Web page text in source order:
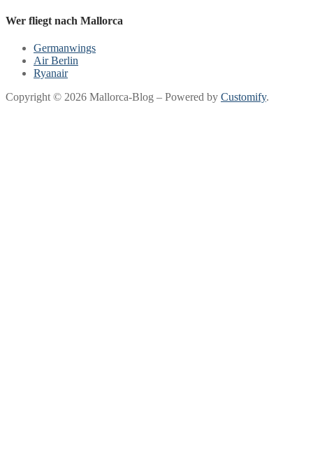
Wer fliegt nach Mallorca
Germanwings
Air Berlin
Ryanair
Copyright © 2026 Mallorca-Blog – Powered by Customify.